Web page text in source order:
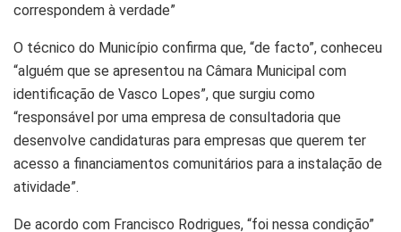
correspondem à verdade”
O técnico do Município confirma que, “de facto”, conheceu
“alguém que se apresentou na Câmara Municipal com
identificação de Vasco Lopes”, que surgiu como
“responsável por uma empresa de consultadoria que
desenvolve candidaturas para empresas que querem ter
acesso a financiamentos comunitários para a instalação de
atividade”.
De acordo com Francisco Rodrigues, “foi nessa condição”